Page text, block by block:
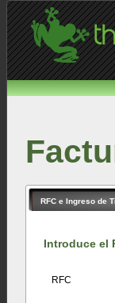
RFC e Ingreso de
Introduce el
RFC